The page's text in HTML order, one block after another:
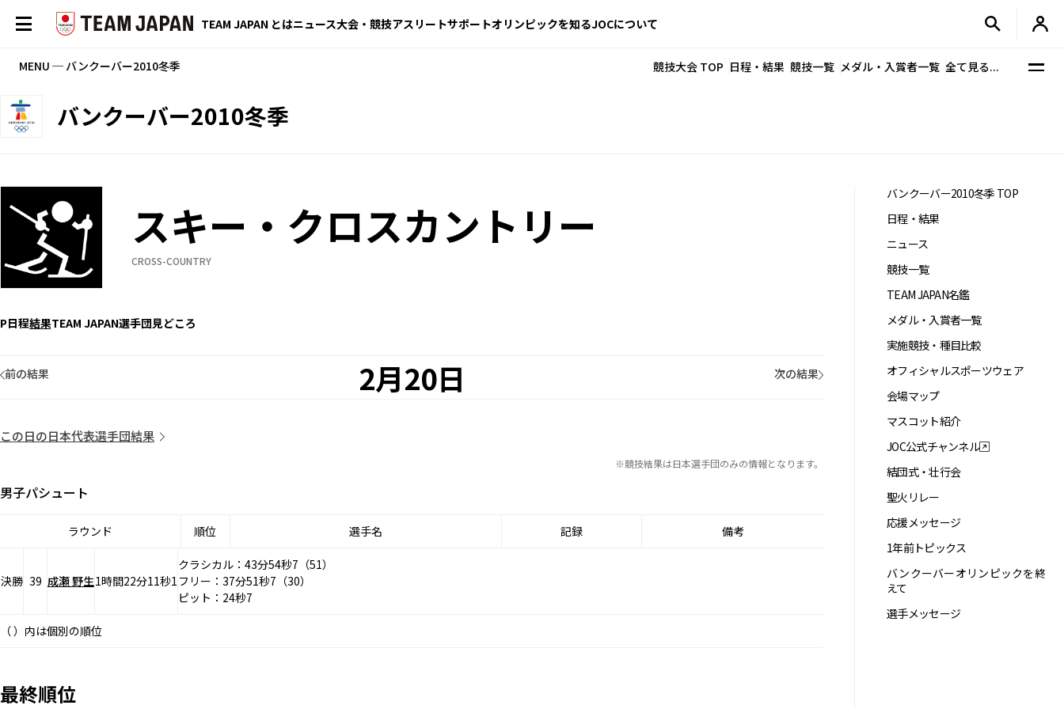
TEAM JAPAN とはニュース大会・競技アスリートサポートオリンピックを知るJOCについて
MENU ─ バンクーバー2010冬季 競技大会 TOP 日程・結果 競技一覧 メダル・入賞者一覧 全て見る...
バンクーバー2010冬季
スキー・クロスカントリー
CROSS-COUNTRY
日程結果TEAM JAPAN選手団見どころ
2月20日
前の結果 次の結果
この日の日本代表選手団結果
※競技結果は日本選手団のみの情報となります。
男子パシュート
ラウンド 順位 選手名 記録 備考
決勝 39 成瀬 野生1時間22分11秒1
クラシカル：43分54秒7（51）
フリー：37分51秒7（30）
ピット：24秒7
（ ）内は個別の順位
最終順位
バンクーバー2010冬季 TOP
日程・結果
ニュース
競技一覧
TEAM JAPAN名鑑
メダル・入賞者一覧
実施競技・種目比較
オフィシャルスポーツウェア
会場マップ
マスコット紹介
JOC公式チャンネル
結団式・壮行会
聖火リレー
応援メッセージ
1年前トピックス
バンクーバーオリンピックを終
えて
選手メッセージ